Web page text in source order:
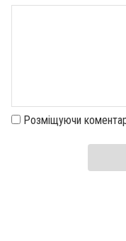
Розміщуючи